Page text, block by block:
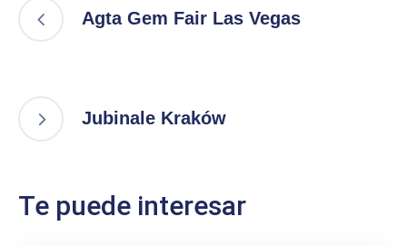
Agta Gem Fair Las Vegas
Jubinale Kraków
Te puede interesar